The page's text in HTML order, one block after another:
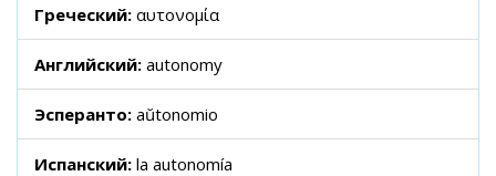
Греческий: αυτονομία
Английский: autonomy
Эсперанто: aŭtonomio
Испанский: la autonomía